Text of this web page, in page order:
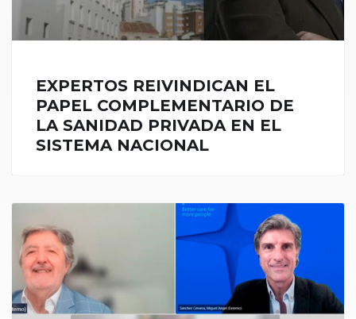
EXPERTOS REIVINDICAN EL
PAPEL COMPLEMENTARIO DE
LA SANIDAD PRIVADA EN EL
SISTEMA NACIONAL